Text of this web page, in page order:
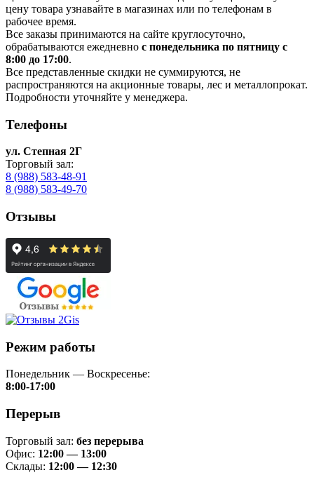
цену товара узнавайте в магазинах или по телефонам в
рабочее время.
Все заказы принимаются на сайте круглосуточно,
обрабатываются ежедневно с понедельника по пятницу с
8:00 до 17:00.
Все представленные скидки не суммируются, не
распространяются на акционные товары, лес и металлопрокат.
Подробности уточняйте у менеджера.
Телефоны
ул. Степная 2Г
Торговый зал:
8 (988) 583-48-91
8 (988) 583-49-70
Отзывы
Режим работы
Понедельник — Воскресенье:
8:00-17:00
Перерыв
Торговый зал: без перерыва
Офис: 12:00 — 13:00
Склады: 12:00 — 12:30